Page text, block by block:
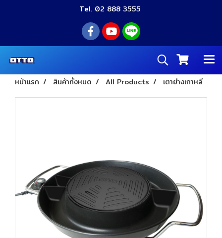
Tel. 02 888 3555
หน้าแรก สินค้าทั้งหมด All Products เตาย่างเกาหลี